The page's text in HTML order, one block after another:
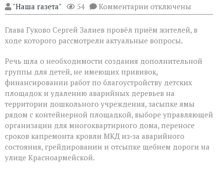
"Наша газета" 54 Комментарии к
записи
Гуково
Сергей
Залиев
приём
жителей
отключены
Глава Гуково Сергей Залиев провёл приём жителей, в
ходе которого рассмотрели актуальные вопросы.
Речь шла о необходимости создания дополнительной
группы для детей, не имеющих прививок,
финансировании работ по благоустройству детских
площадок и удалению аварийных деревьев на
территории дошкольного учреждения, засыпке ямы
рядом с контейнерной площадкой, выборе управляющей
организации для многоквартирного дома, переносе
сроков капремонта кровли МКД из‑за аварийного
состояния, грейдировании и отсыпке щебнем дороги на
улице Красноармейской.